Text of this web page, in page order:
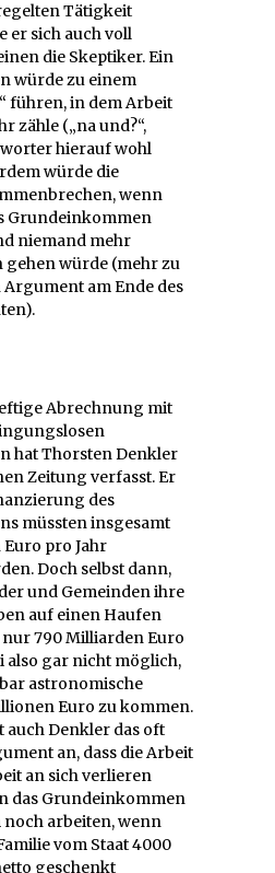
Tätigkeit
er sich auch voll
die Skeptiker. Ein
würde zu einem
führen, in dem Arbeit
zähle („na und?“,
hierauf wohl
würde die
wenn
Grundeinkommen
niemand mehr
würde (mehr zu
Argument am Ende des
Abrechnung mit
hat Thorsten Denkler
Zeitung verfasst. Er
des
müssten insgesamt
pro Jahr
Doch selbst dann,
und Gemeinden ihre
auf einen Haufen
790 Milliarden Euro
also gar nicht möglich,
astronomische
Euro zu kommen.
Denkler das oft
an, dass die Arbeit
an sich verlieren
das Grundeinkommen
noch arbeiten, wenn
vom Staat 4000
geschenkt